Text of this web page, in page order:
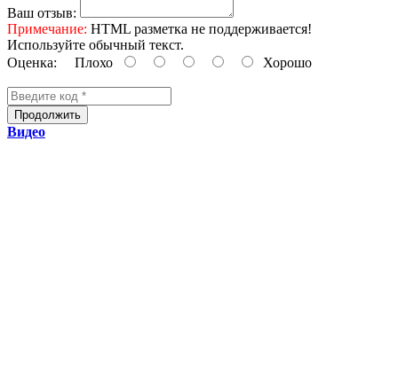
Ваш отзыв:
Примечание: HTML разметка не поддерживается!
Используйте обычный текст.
Оценка: Плохо Хорошо
Продолжить
Видео